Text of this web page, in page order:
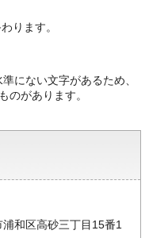
ります。
にない文字があるため、
のがあります。
和区高砂三丁目15番1